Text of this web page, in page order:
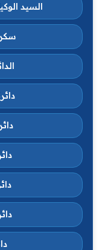
السيد